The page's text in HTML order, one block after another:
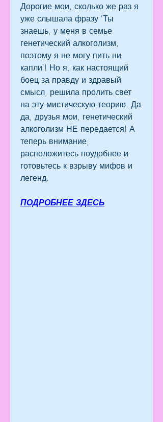
Дорогие мои, сколько же раз я
уже слышала фразу 'Ты
знаешь, у меня в семье
генетический алкоголизм,
поэтому я не могу пить ни
капли'! Но я, как настоящий
боец за правду и здравый
смысл, решила пролить свет
на эту мистическую теорию. Да-
да, друзья мои, генетический
алкоголизм НЕ передается! А
теперь внимание,
расположитесь поудобнее и
готовьтесь к взрыву мифов и
легенд.
ПОДРОБНЕЕ ЗДЕСЬ